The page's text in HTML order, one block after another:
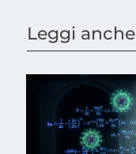
Leggi anche